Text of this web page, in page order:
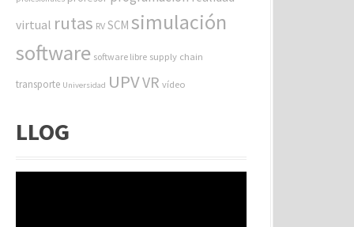
virtual rutas RV SCM simulación
software software libre supply chain
transporte Universidad UPVVR vídeo
LLOG